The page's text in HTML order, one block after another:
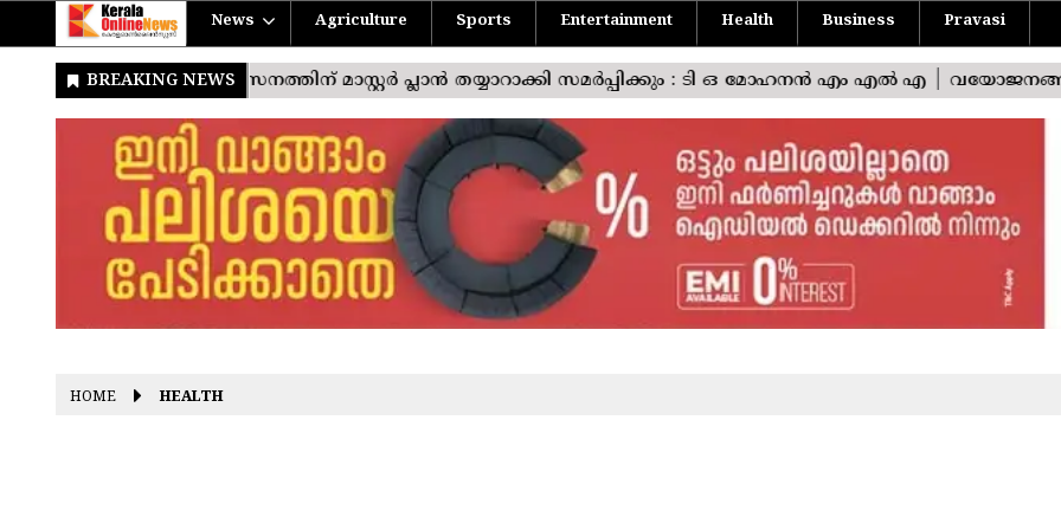
News Agriculture Sports Entertainment Health Business Pravasi
HOME HEALTH